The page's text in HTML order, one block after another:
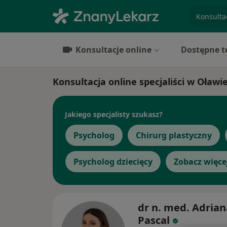
Konsultacje online Dostępne
Konsultacja online specjaliści w Oławie
Jakiego specjalisty szukasz?
Psycholog Chirurg plastyczny
Psycholog dziecięcy Zobacz
dr n. med.
Pascal